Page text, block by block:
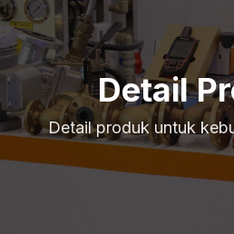
Detail
Detail produk untuk